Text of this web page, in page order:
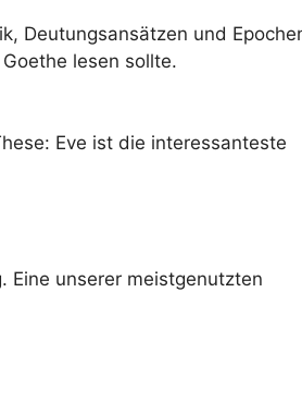
Deutungsansätzen und
lesen sollte.
Eve ist die interessanteste
Eine unserer meistgenutzten